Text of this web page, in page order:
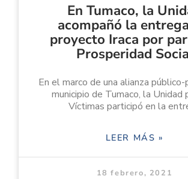
En Tumaco, la
acompañó la
proyecto Iraca por
Prosperidad
En el marco de una alianza
municipio de Tumaco, la Unidad
Víctimas participó en la
LEER MÁS »
18 febrero, 2021